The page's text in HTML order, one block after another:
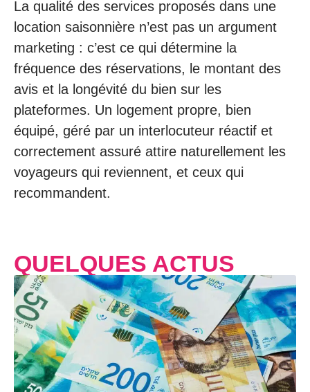
La qualité des services proposés dans une
location saisonnière n’est pas un argument
marketing : c’est ce qui détermine la
fréquence des réservations, le montant des
avis et la longévité du bien sur les
plateformes. Un logement propre, bien
équipé, géré par un interlocuteur réactif et
correctement assuré attire naturellement les
voyageurs qui reviennent, et ceux qui
recommandent.
QUELQUES ACTUS